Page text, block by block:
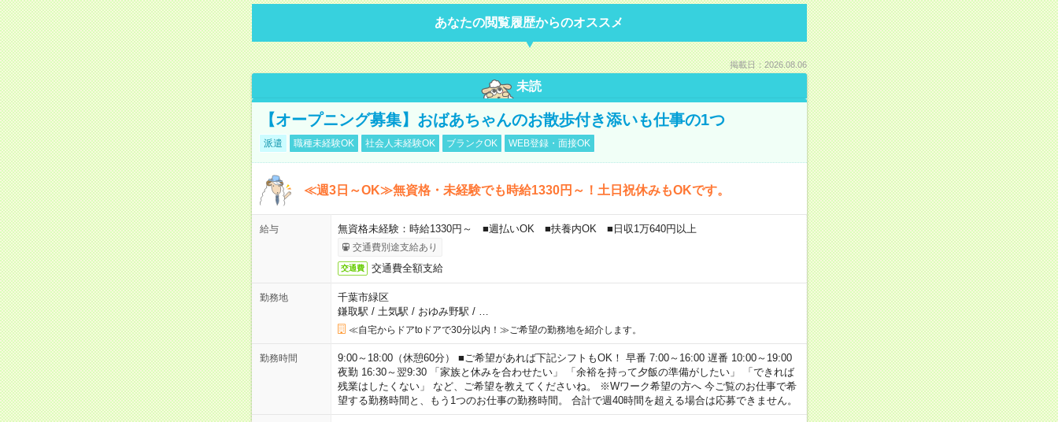
あなたの閲覧履歴からのオススメ
掲載日：2026.08.06
未読
【オープニング募集】おばあちゃんのお散歩付き添いも仕事の1つ
派遣 職種未経験OK 社会人未経験OK ブランクOK WEB登録・面接OK
≪週3日～OK≫無資格・未経験でも時給1330円～！土日祝休みもOKです。
給与 無資格未経験：時給1330円～ ■週払いOK ■扶養内OK ■日収1万640円以上
交通費別途支給あり
交通費 交通費全額支給
勤務地
千葉市緑区
鎌取駅 / 土気駅 / おゆみ野駅 /
≪自宅からドアtoドアで30分以内！≫ご希望の勤務地を紹介します。
勤務時間
9:00～18:00（休憩60分） ■ご希望があれば下記シフトもOK！ 早番 7:00～16:00 遅番 10:00～19:00
夜勤 16:30～翌9:30 「家族と休みを合わせたい」 「余裕を持って夕飯の準備がしたい」 「できれば
残業はしたくない」 など、ご希望を教えてくださいね。 ※Wワーク希望の方へ 今ご覧のお仕事で希
望する勤務時間と、もう1つのお仕事の勤務時間。 合計で週40時間を超える場合は応募できません。